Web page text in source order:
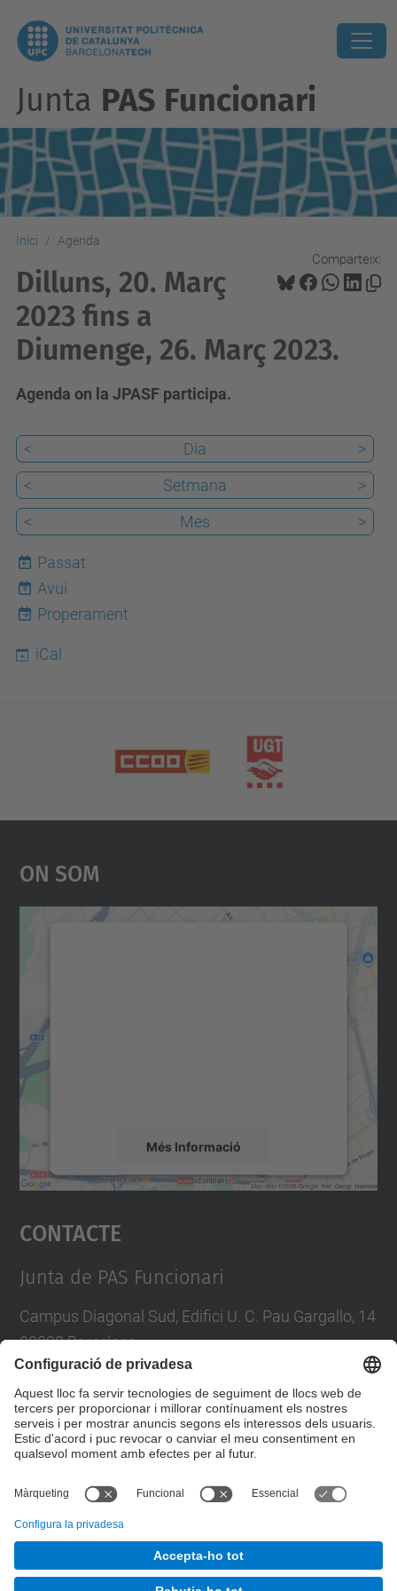
Junta PAS Funcionari
Inici Agenda
Comparteix:
Dilluns, 20. Març
2023 fins a
Diumenge, 26. Març 2023.
Agenda on la JPASF participa.
< Dia
>
<
Setmana
>
<
Mes >
Passat
9
Avui
Properament
iCal
On Som
Més Informació
Accepta
powered by
Contacte
Junta de PAS Funcionari
Campus Diagonal Sud, Edifici U. C. Pau Gargallo, 14
08028 Barcelona
E-mail :junta.pasf@upc.edu
Formulari de contacte
Junta PAS Funcionari